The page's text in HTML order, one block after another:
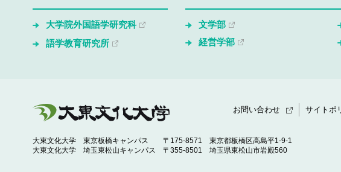
大学院外国語学研究科
語学教育研究所
文学部
経営学部
大東文化大学 東京板橋キャンパス
〒175-8571 東京都板橋区高島平1-9-1
大東文化大学 埼玉東松山キャンパス
〒355-8501 埼玉県東松山市岩殿560
お問い合わせ サイトポ